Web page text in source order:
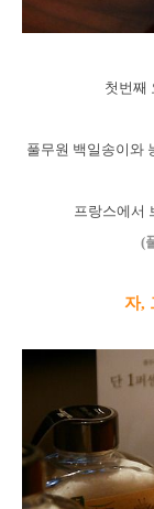
첫번째
풀무원 백일송이와
프랑스에서
(
자,